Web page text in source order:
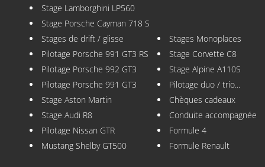
Stage Lamborghini LP560
Stage Porsche Cayman 718 S
Stages de drift / glisse
Pilotage Porsche 991 GT3 RS
Pilotage Porsche 992 GT3
Pilotage Porsche 991 GT3
Stage Aston Martin
Stage Audi R8
Pilotage Nissan GTR
Mustang Shelby GT500
Stages Monoplaces
Stage Corvette C8
Stage Alpine A110S
Pilotage duo / trio...
Chèques cadeaux
Conduite accompagnée
Formule 4
Formule Renault